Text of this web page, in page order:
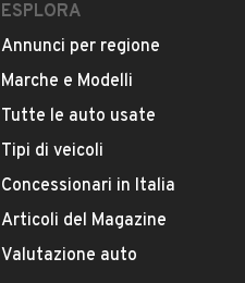
ESPLORA
Annunci per regione
Marche e Modelli
Tutte le auto usate
Tipi di veicoli
Concessionari in Italia
Articoli del Magazine
Valutazione auto